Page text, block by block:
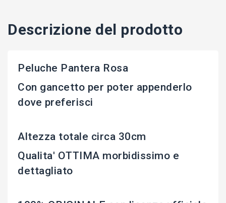
Descrizione del prodotto
Peluche Pantera Rosa
Con gancetto per poter appenderlo
dove preferisci
Altezza totale circa 30cm
Qualita' OTTIMA morbidissimo e
dettagliato